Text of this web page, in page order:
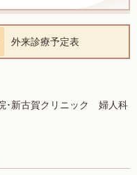
外来診療予定表
･新古賀クリニック 婦人科